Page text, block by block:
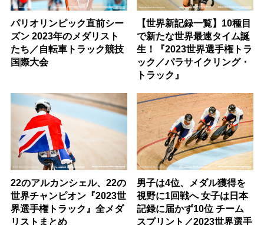
パリオリンピック直前シー
ズン 2023年のメダリスト
たち／自転車トラック競技
国際大会
【世界新記録一覧】10種目
で新たな世界最速タイム誕
生！『2023世界選手権トラ
ック／パラサイクリング・
トラック』
22のアルカンシェル、22の
世界チャンピオン『2023世
界選手権トラック』全メダ
リストまとめ
男子は4位、メダル獲得を
視野に1回戦へ 女子は日本
記録に届かず10位 チーム
スプリント／2023世界選手